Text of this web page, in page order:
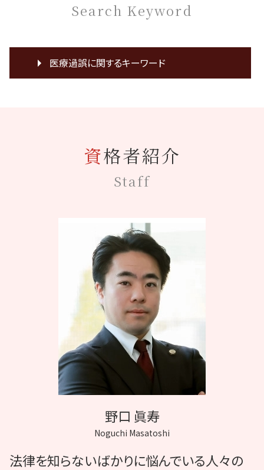
Search Keyword
医療過誤に関するキーワード
協力医 意見書
医療過誤 説明義務違反
看護師 医療事故
医療訴訟 協力医
C型肝炎 補助金
医療裁判 弁護士
医療過誤 協力医
資格者紹介
Staff
野口 眞寿
Noguchi Masatoshi
法律を知らないばかりに悩んでいる人々の